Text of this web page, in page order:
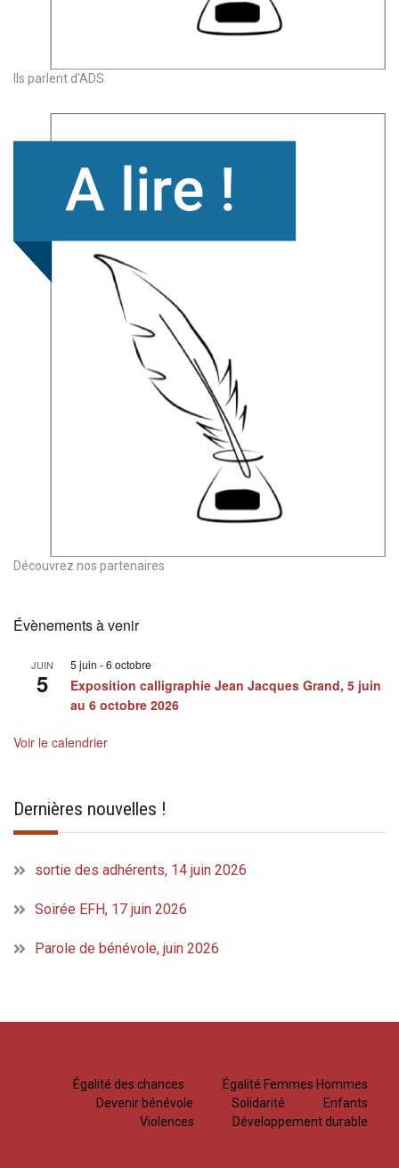
Ils parlent d'ADS
Découvrez nos partenaires
Évènements à venir
JUIN
5
5 juin -6 octobre
Exposition calligraphie Jean Jacques Grand, 5 juin
au 6 octobre 2026
Voir le calendrier
Dernières nouvelles !
sortie des adhérents, 14 juin 2026
Soirée EFH, 17 juin 2026
Parole de bénévole, juin 2026
Égalité des chances
Égalité Femmes Hommes
Devenir bénévole
Solidarité
Enfants
Violences
Développement durable